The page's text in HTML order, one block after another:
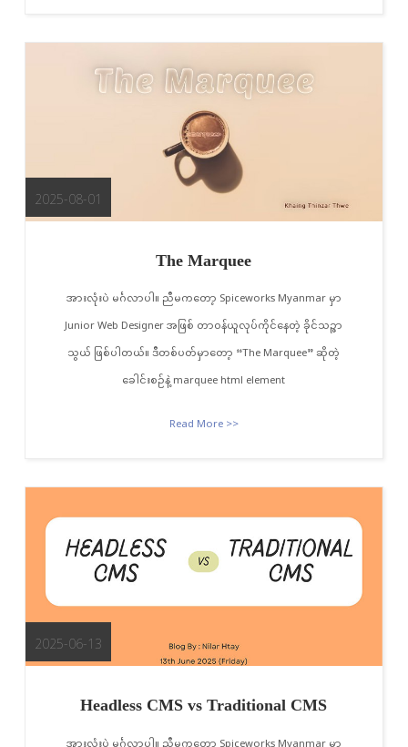
2025-08-01
The Marquee
အားလုံးပဲ မင်္ဂလာပါ။ ညီမကတော့ Spiceworks Myanmar မှာ
Junior Web Designer အဖြစ် တာဝန်ယူလုပ်ကိုင်နေတဲ့ ခိုင်သဉ္ဇာ
သွယ် ဖြစ်ပါတယ်။ ဒီတစ်ပတ်မှာတော့ “The Marquee” ဆိုတဲ့
ခေါင်းစဉ်နဲ့ marquee html element
Read More >>
2025-06-13
Headless CMS vs Traditional CMS